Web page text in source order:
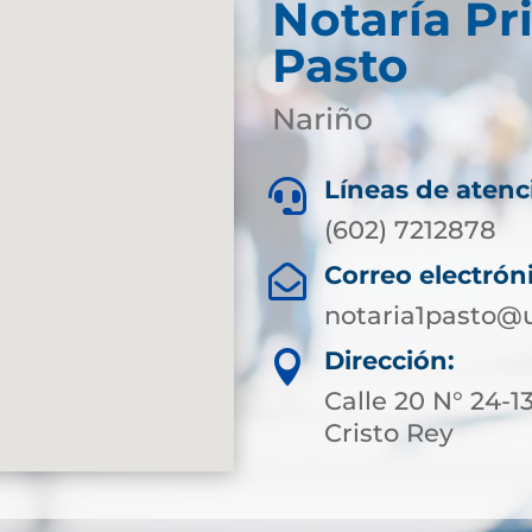
Notaría
Pasto
Nariño

Líneas de
(602) 7212878

Correo

Dirección:
Calle 20 N° 24-
Cristo Rey